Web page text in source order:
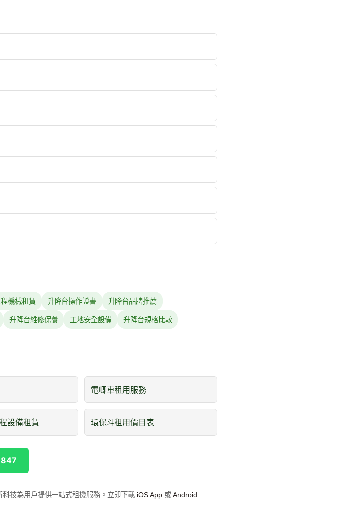
機械租賃 升降台操作證書 升降台品牌推薦
升降台維修保養 工地安全設備 升降台規格比較
電唧車租用服務
設備租賃 環保斗租用價目表
技為用戶提供一站式租機服務。立即下載 iOS App 或 Android